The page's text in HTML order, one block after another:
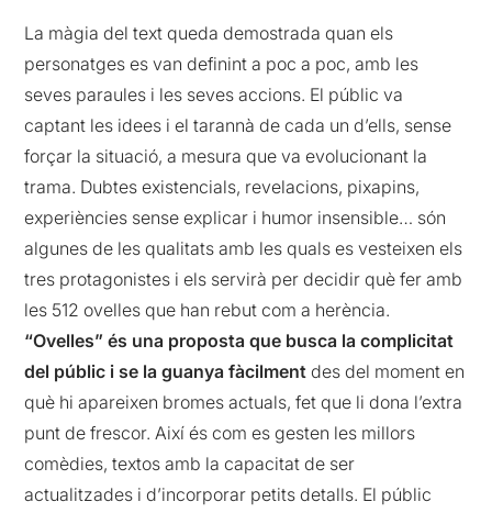
La màgia del text queda demostrada quan els
personatges es van definint a poc a poc, amb les
seves paraules i les seves accions. El públic va
captant les idees i el tarannà de cada un d’ells, sense
forçar la situació, a mesura que va evolucionant la
trama. Dubtes existencials, revelacions, pixapins,
experiències sense explicar i humor insensible… són
algunes de les qualitats amb les quals es vesteixen els
tres protagonistes i els servirà per decidir què fer amb
les 512 ovelles que han rebut com a herència.
“Ovelles” és una proposta que busca la complicitat
del públic i se la guanya fàcilment des del moment en
què hi apareixen bromes actuals, fet que li dona l’extra
punt de frescor. Així és com es gesten les millors
comèdies, textos amb la capacitat de ser
actualitzades i d’incorporar petits detalls. El públic